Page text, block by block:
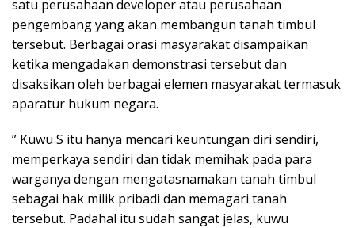
satu perusahaan developer atau perusahaan
pengembang yang akan membangun tanah timbul
tersebut. Berbagai orasi masyarakat disampaikan
ketika mengadakan demonstrasi tersebut dan
disaksikan oleh berbagai elemen masyarakat termasuk
aparatur hukum negara.
” Kuwu S itu hanya mencari keuntungan diri sendiri,
memperkaya sendiri dan tidak memihak pada para
warganya dengan mengatasnamakan tanah timbul
sebagai hak milik pribadi dan memagari tanah
tersebut. Padahal itu sudah sangat jelas, kuwu